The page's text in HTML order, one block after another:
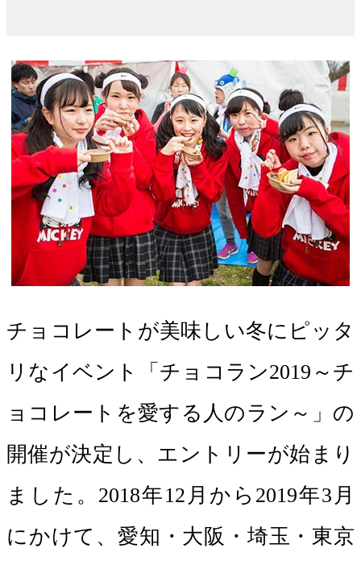
チョコレートが美味しい冬にピッタ
リなイベント「チョコラン2019～チ
ョコレートを愛する人のラン～」の
開催が決定し、エントリーが始まり
ました。2018年12月から2019年3月
にかけて、愛知・大阪・埼玉・東京